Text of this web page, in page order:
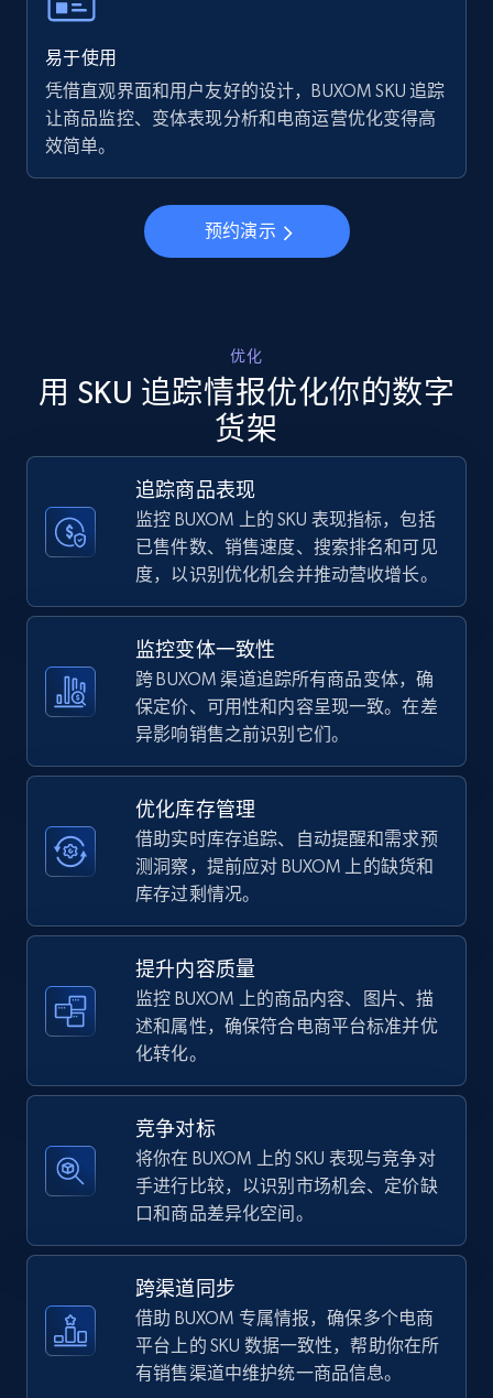
specific keywords
URL, Final price, Sku, Currency, Gtin,
Specifications, Image urls, Top reviews, and
more.
立即开始
Walmart - products - Discover products by
using sku numbers
URL, Final price, Sku, Currency, Gtin,
Specifications, Image urls, Top reviews, and
more.
877+ 立即开始
URL, Title, Available, Description, Currency, Initial
price, Final price, Discount percent, and more.
TikTok Shop - category
URL, Title, Available, Description, Currency, Initial
668+
TikTok Shop - Collect TikTok shop products
URL, Title, Available, Description, Currency, Initial
price, Final price, Discount percent, and more.
TikTok Shop - discover records by shop url
URL, Title, Available, Description, Currency, Initial
易于使用
凭借直观界面和用户友好的设计，BUXOM SKU 追踪
让商品监控、变体表现分析和电商运营优化变得高
效简单。
预约演示
优化
用 SKU 追踪情报优化你的数字
货架
追踪商品表现
监控 BUXOM 上的 SKU 表现指标，包括
已售件数、销售速度、搜索排名和可见
度，以识别优化机会并推动营收增长。
监控变体一致性
跨 BUXOM 渠道追踪所有商品变体，确
保定价、可用性和内容呈现一致。在差
异影响销售之前识别它们。
优化库存管理
借助实时库存追踪、自动提醒和需求预
测洞察，提前应对 BUXOM 上的缺货和
库存过剩情况。
提升内容质量
监控 BUXOM 上的商品内容、图片、描
述和属性，确保符合电商平台标准并优
化转化。
竞争对标
将你在 BUXOM 上的 SKU 表现与竞争对
手进行比较，以识别市场机会、定价缺
口和商品差异化空间。
跨渠道同步
借助 BUXOM 专属情报，确保多个电商
平台上的 SKU 数据一致性，帮助你在所
有销售渠道中维护统一商品信息。